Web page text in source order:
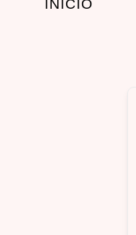
INICIO